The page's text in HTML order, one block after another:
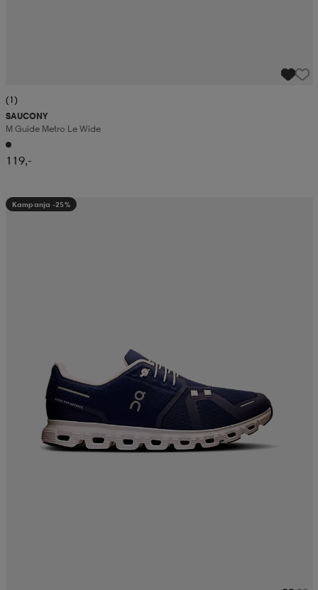
(1)
SAUCONY
M Guide Metro Le Wide
119,-
Kampanja -25%